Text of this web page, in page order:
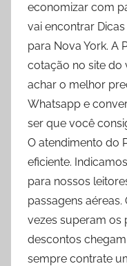
economizar com
vai encontrar
para Nova York. A
cotação no site do
achar o melhor
Whatsapp e
ser que você
O atendimento do
eficiente.
para nossos
passagens
vezes superam os
descontos chegam
sempre contrate